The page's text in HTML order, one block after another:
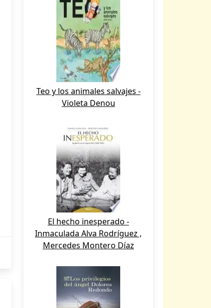
Teo y los animales salvajes -
Violeta Denou
El hecho inesperado -
Inmaculada Alva Rodríguez ,
Mercedes Montero Díaz